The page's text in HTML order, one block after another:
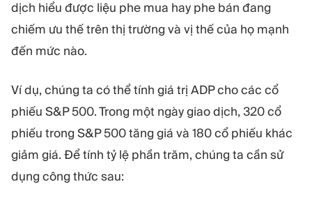
dịch hiểu được liệu phe mua hay phe bán đang
chiếm ưu thế trên thị trường và vị thế của họ mạnh
đến mức nào.
Ví dụ, chúng ta có thể tính giá trị ADP cho các cổ
phiếu S&P 500. Trong một ngày giao dịch, 320 cổ
phiếu trong S&P 500 tăng giá và 180 cổ phiếu khác
giảm giá. Để tính tỷ lệ phần trăm, chúng ta cần sử
dụng công thức sau: